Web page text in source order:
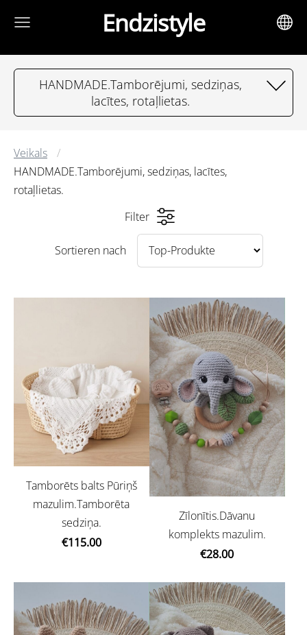
Endzistyle
HANDMADE.Tamborējumi, sedziņas,
lacītes, rotaļlietas.
Veikals
HANDMADE.Tamborējumi, sedziņas, lacītes,
rotaļlietas.
Filter
Sortieren nach
Tamborēts balts Pūriņš
mazulim.Tamborēta
sedziņa.
€115.00
Zīlonītis.Dāvanu
komplekts mazulim.
€28.00